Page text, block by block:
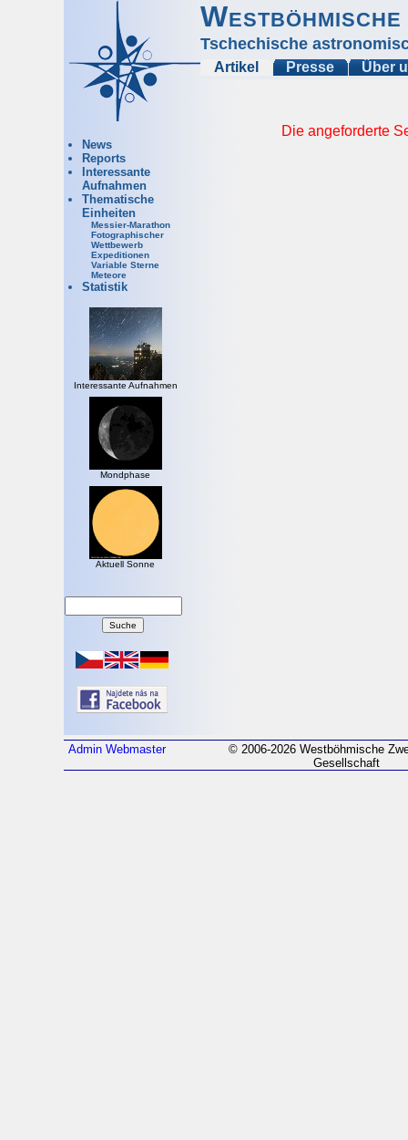
Tschechische
Artikel Presse Über
News
Reports
Interessante
Aufnahmen
Thematische
Einheiten
Messier-Marathon
Fotographischer
Wettbewerb
Expeditionen
Variable Sterne
Meteore
Statistik
Interessante Aufnahmen
Mondphase
Aktuell Sonne
Die angeforderte
Admin Webmaster
© 2006-2026 Westböhmische
Gesellschaft